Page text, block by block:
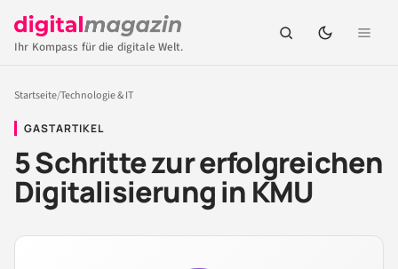
Ihr Kompass für die digitale Welt.
Startseite/Technologie & IT
GASTARTIKEL
5 Schritte zur erfolgreichen
Digitalisierung in KMU